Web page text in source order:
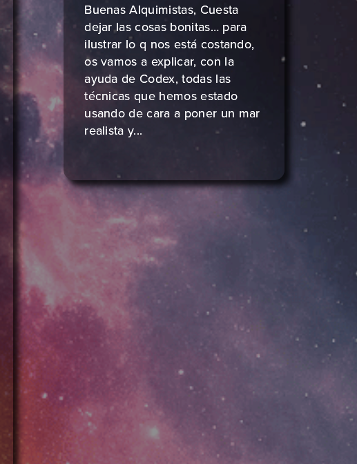
Buenas Alquimistas, Cuesta
dejar las cosas bonitas… para
ilustrar lo q nos está costando,
os vamos a explicar, con la
ayuda de Codex, todas las
técnicas que hemos estado
usando de cara a poner un mar
realista y...